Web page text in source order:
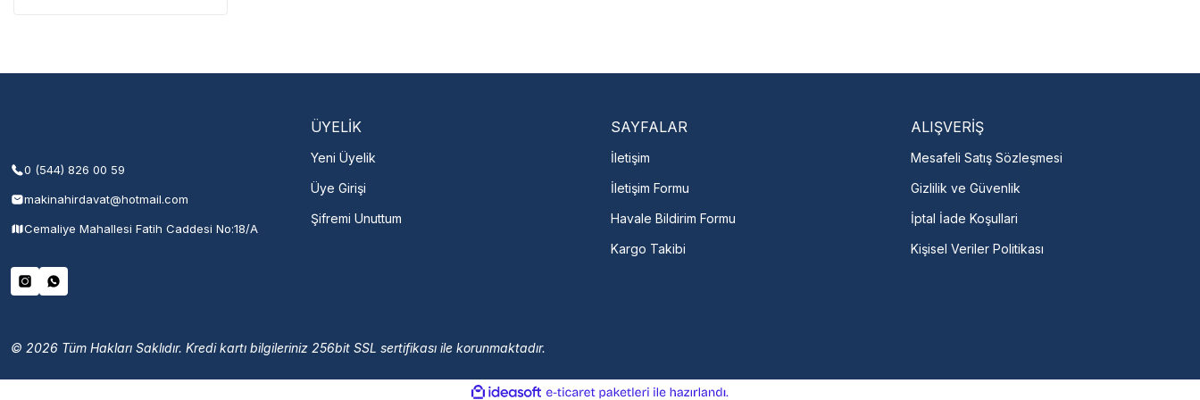
0 (544) 826 00 59
makinahirdavat@hotmail.com
Cemaliye Mahallesi Fatih Caddesi No:18/A
ÜYELİK
Yeni Üyelik
Üye Girişi
Şifremi Unuttum
SAYFALAR
İletişim
İletişim Formu
Havale Bildirim Formu
Kargo Takibi
ALIŞVERİŞ
Mesafeli Satış Sözleşmesi
Gizlilik ve Güvenlik
İptal İade Koşullari
Kişisel Veriler Politikası
© 2026 Tüm Hakları Saklıdır. Kredi kartı bilgileriniz 256bit SSL sertifikası ile korunmaktadır.
ideasoft e-